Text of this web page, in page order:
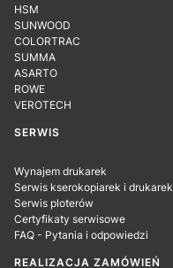
HSM
SUNWOOD
COLORTRAC
SUMMA
ASARTO
ROWE
VEROTECH
SERWIS
Wynajem drukarek
Serwis kserokopiarek i drukarek
Serwis ploterów
Certyfikaty serwisowe
FAQ - Pytania i odpowiedzi
REALIZACJA ZAMÓWIEŃ